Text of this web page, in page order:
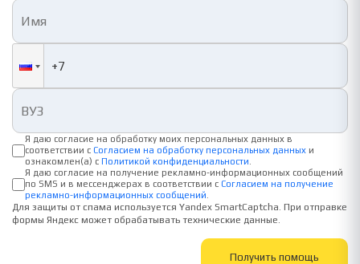
Я даю согласие на обработку моих персональных данных в
соответствии с Согласием на обработку персональных данных и
ознакомлен(а) с Политикой конфиденциальности
Я даю согласие на получение рекламно-информационных сообщений
по SMS и в мессенджерах в соответствии с Согласием на получение
рекламно-информационных сообщений
Для защиты от спама используется Yandex SmartCaptcha. При отправке
формы Яндекс может обрабатывать технические данные.
Получить помощь